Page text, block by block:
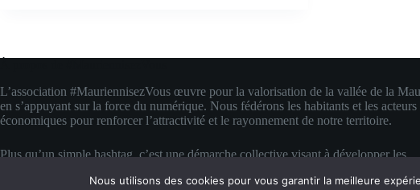
L’association #MauriennisezVous œuvre pour la valorisation de la vallée de la
en s’appuyant sur la force du numérique. Nous fédérons les habitants et les acteurs
économiques pour renforcer l’attractivité et le rayonnement de notre territoire.
Plus qu’un simple hashtag, c’est une démarche collective visant à développer les
concrète pour faire rayonner la Maurienne bien au-delà de ses montagnes.
Nous utilisons des cookies pour vous garantir la meilleure